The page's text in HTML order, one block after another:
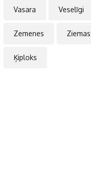
Vasara Veselīgi
Zemenes
Ķiploks